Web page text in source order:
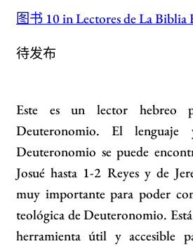
图书 10 in Lectores de La Biblia
待发布
Este es un lector hebreo
Deuteronomio. El
Deuteronomio se puede
Josué hasta 1-2 Reyes y de
muy importante para poder
teológica de Deuteronomio.
herramienta útil y accesible